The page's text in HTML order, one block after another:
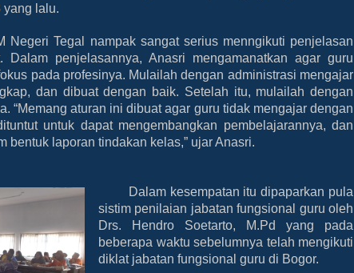
yang lalu.
Negeri Tegal nampak sangat serius menngikuti penjelasan
Dalam penjelasannya, Anasri mengamanatkan agar guru
pada profesinya. Mulailah dengan administrasi mengajar
dan dibuat dengan baik. Setelah itu, mulailah dengan
“Memang aturan ini dibuat agar guru tidak mengajar dengan
untuk dapat mengembangkan pembelajarannya, dan
bentuk laporan tindakan kelas,” ujar Anasri.
Dalam kesempatan itu dipaparkan pula
sistim penilaian jabatan fungsional guru oleh
Drs. Hendro Soetarto, M.Pd yang pada
beberapa waktu sebelumnya telah mengikuti
diklat jabatan fungsional guru di Bogor.